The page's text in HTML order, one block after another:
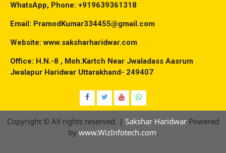
WhatsApp, Phone: +919639361318
Email: PramodKumar334455@gmail.com
Website: www.saksharharidwar.com
Office: H.N.-8 , Moh.Kartch Near Jwaladass Aasrum
Jwalapur Haridwar Uttarakhand- 249407
Facebook
TwitterYouTubeWhatsap
Copyright © All rights reserved. | Sakshar HaridwarPowered
by www.WizInfotech.com.